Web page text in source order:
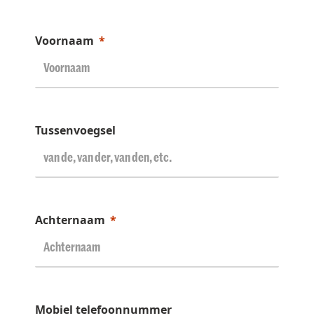
Voornaam
Tussenvoegsel
Achternaam
Mobiel telefoonnummer